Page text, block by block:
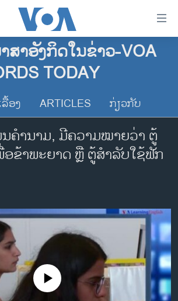
າທີບໍດີ ສະຫະລັດ 2024
ນຂ່າວ
ລຈີ
ສາອັງກິດໃນຂ່າວ-VOA
TODAY
ອງ ARTICLES ກ່ຽວກັບ
ນຄໍານາມ, ມີຄວາມໝາຍວ່າ ຕູ້
ອຂ້າພະຍາດ ຫຼື ຕູ້ສໍາລັບໃຊ້ຟັກ
source currently available